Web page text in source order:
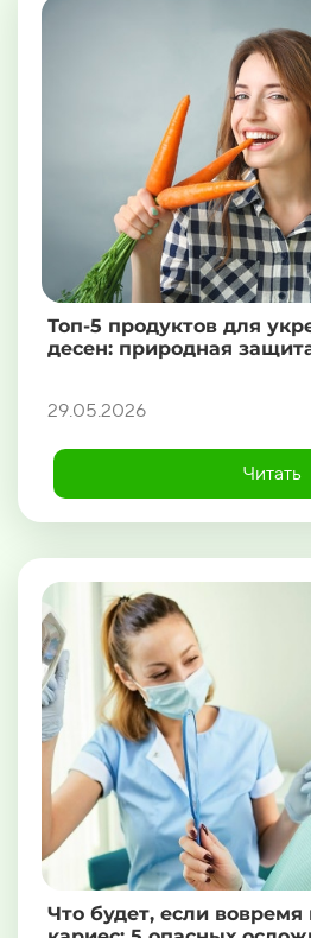
Топ-5 продуктов для
десен: природная
29.05.2026
Читать
Что будет, если